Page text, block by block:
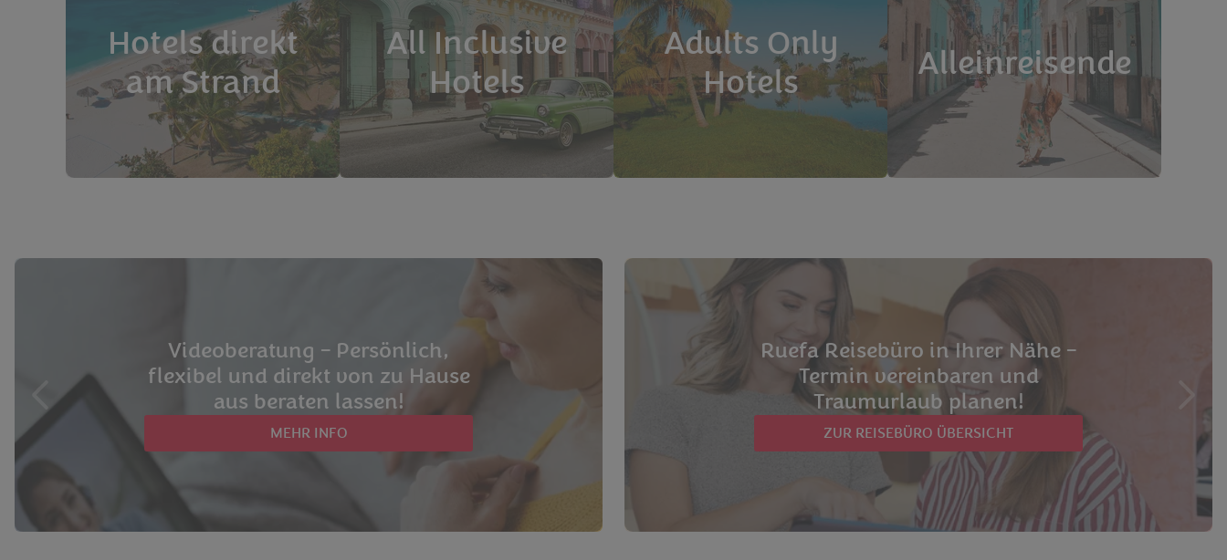
Hotels direkt
am Strand
All Inclusive
Hotels
Adults Only
Hotels
Alleinreisende
Videoberatung – Persönlich,
flexibel und direkt von zu Hause
aus beraten lassen!
MEHR INFO
Ruefa Reisebüro in Ihrer Nähe –
Termin vereinbaren und
Traumurlaub planen!
ZUR REISEBÜRO ÜBERSICHT